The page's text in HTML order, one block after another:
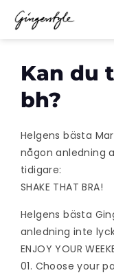
Kan du
bh?
Helgens bästa
någon anledning
tidigare:
SHAKE THAT BRA!
Helgens bästa
anledning inte
ENJOY YOUR
01. Choose your